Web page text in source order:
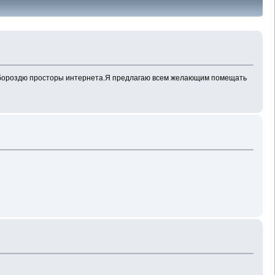
просторы интернета.Я предлагаю всем желающим помещать